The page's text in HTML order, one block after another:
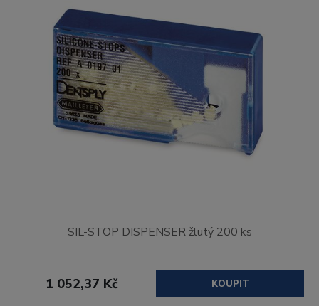
SIL-STOP DISPENSER žlutý 200 ks
1 052,37 Kč KOUPIT